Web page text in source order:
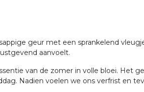
geur met een sprankelend
aanvoelt.
van de zomer in volle bloei. Het
Nadien voelen we ons verfrist en